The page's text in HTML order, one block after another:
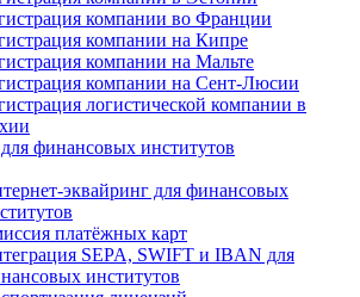
компании во Франции
компании на Кипре
компании на Мальте
компании на Сент-Люсии
логистической компании в
финансовых институтов
эквайринг для финансовых
платёжных карт
SEPA, SWIFT и IBAN для
институтов